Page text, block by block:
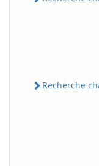
Recherche